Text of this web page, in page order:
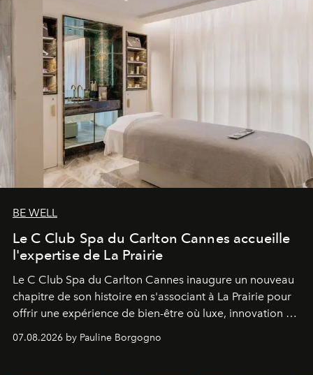
BE WELL
Le C Club Spa du Carlton Cannes accueille
l'expertise de La Prairie
Le C Club Spa du Carlton Cannes inaugure un nouveau
chapitre de son histoire en s'associant à La Prairie pour
offrir une expérience de bien-être où luxe, innovation et
07.08.2026 by Pauline Borgogno